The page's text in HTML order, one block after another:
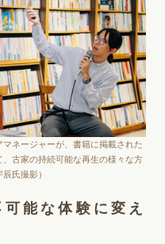
能な体験に変え
ネージャーが、書籍に掲載された
古家の持続可能な再生の様々な方
氏撮影）